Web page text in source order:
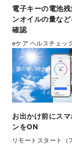
電子キーの電池
ンオイルの量な
確認
eケア ヘルスチェッ
お出かけ前にス
ンをON
リモートスタート​（